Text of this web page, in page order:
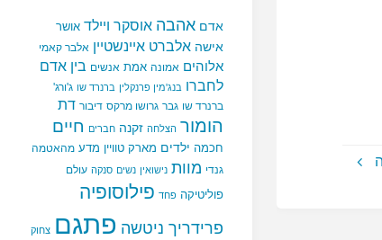
אדם אהבה אוסקר ויילד אושר
אישה אלברט איינשטיין אלבר קאמי
אלוהים אמונה אמת אנשים בין אדם
לחברו בנג'מין פרנקלין ברנרד שו ג'ורג'
ברנרד שו גבר גרושו מרקס דיבור דת
הומור הצלחה זקנה חברים חיים
חכמה ילדים מארק טוויין מדע מהאטמה
גנדי מוות נישואין נשים סנקה עולם
פוליטיקה פחד פילוסופיה
פרידריך ניטשה פתגם צחוק